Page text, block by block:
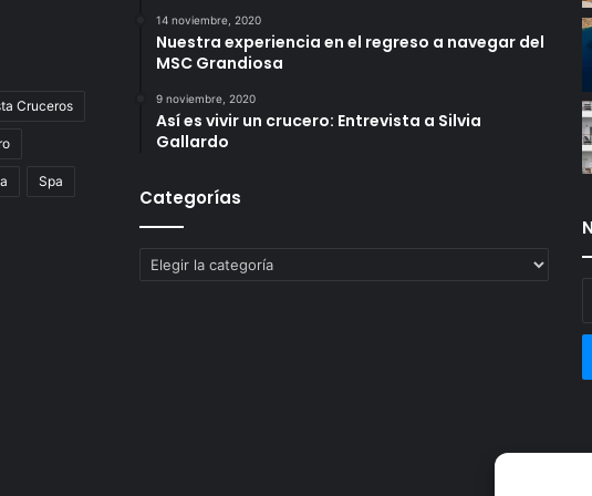
Cruceros
Spa
14 noviembre, 2020
Nuestra experiencia en el regreso a navegar del
MSC Grandiosa
9 noviembre, 2020
Así es vivir un crucero: Entrevista a Silvia
Gallardo
Categorías
Categorías